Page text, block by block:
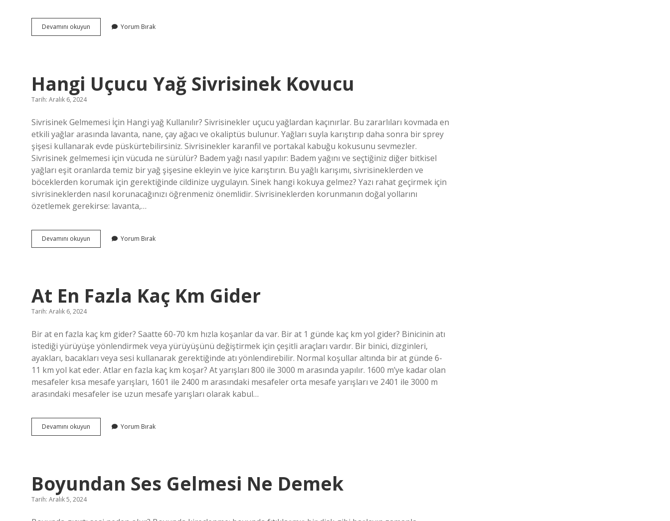
Devamını okuyun
Kemiği
Yorum Bırak
Hangi Uçucu Yağ Sivrisinek Kovucu
Tarih: Aralık 6, 2024
Sivrisinek Gelmemesi İçin Hangi yağ Kullanılır? Sivrisinekler uçucu yağlardan kaçınırlar. Bu zararlıları kovmada en
etkili yağlar arasında lavanta, nane, çay ağacı ve okaliptüs bulunur. Yağları suyla karıştırıp daha sonra bir sprey
şişesi kullanarak evde püskürtebilirsiniz. Sivrisinekler karanfil ve portakal kabuğu kokusunu sevmezler.
Sivrisinek gelmemesi için vücuda ne sürülür? Badem yağı nasıl yapılır: Badem yağını ve seçtiğiniz diğer bitkisel
yağları eşit oranlarda temiz bir yağ şişesine ekleyin ve iyice karıştırın. Bu yağlı karışımı, sivrisineklerden ve
böceklerden korumak için gerektiğinde cildinize uygulayın. Sinek hangi kokuya gelmez? Yazı rahat geçirmek için
sivrisineklerden nasıl korunacağınızı öğrenmeniz önemlidir. Sivrisineklerden korunmanın doğal yollarını
özetlemek gerekirse: lavanta,…
Devamını okuyun
Uçucu
Yorum Bırak
At En Fazla Kaç Km Gider
Tarih: Aralık 6, 2024
Bir at en fazla kaç km gider? Saatte 60-70 km hızla koşanlar da var. Bir at 1 günde kaç km yol gider? Binicinin atı
istediği yürüyüşe yönlendirmek veya yürüyüşünü değiştirmek için çeşitli araçları vardır. Bir binici, dizginleri,
ayakları, bacakları veya sesi kullanarak gerektiğinde atı yönlendirebilir. Normal koşullar altında bir at günde 6-
11 km yol kat eder. Atlar en fazla kaç km koşar? At yarışları 800 ile 3000 m arasında yapılır. 1600 m’ye kadar olan
mesafeler kısa mesafe yarışları, 1601 ile 2400 m arasındaki mesafeler orta mesafe yarışları ve 2401 ile 3000 m
arasındaki mesafeler ise uzun mesafe yarışları olarak kabul…
Devamını okuyun
En
Yorum Bırak
Boyundan Ses Gelmesi Ne Demek
Tarih: Aralık 5, 2024